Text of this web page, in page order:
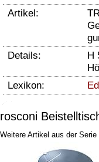
Artikel:
Details:
H
Lexikon:
rosconi
Weitere Artikel aus der